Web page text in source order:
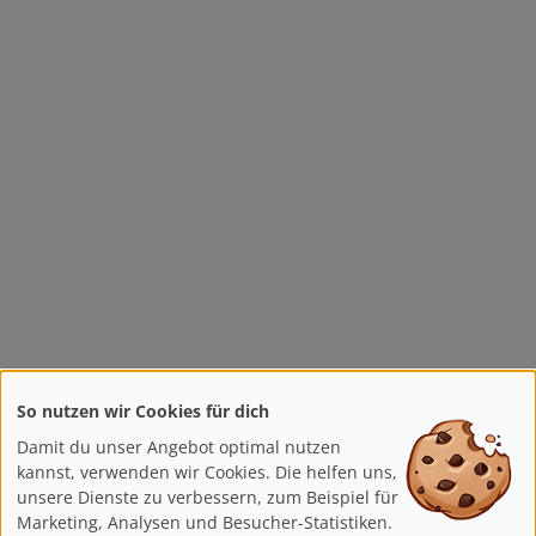
So nutzen wir Cookies für dich
Damit du unser Angebot optimal nutzen
kannst, verwenden wir Cookies. Die helfen uns,
unsere Dienste zu verbessern, zum Beispiel für
Marketing, Analysen und Besucher-Statistiken.